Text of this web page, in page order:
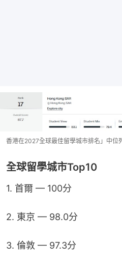
香港在2027全球最佳留學城市排名」中位
全球留學城市Top10
1. 首爾 — 100分
2. 東京 — 98.0分
3. 倫敦 — 97.3分